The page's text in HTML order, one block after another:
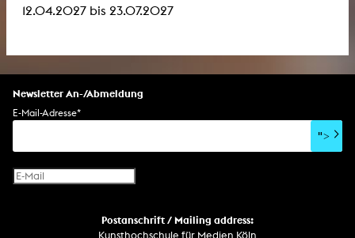
12.04.2027 bis 23.07.2027
Newsletter An-/Abmeldung
E-Mail-Adresse*
">
Postanschrift / Mailing address:
Kunsthochschule für Medien Köln